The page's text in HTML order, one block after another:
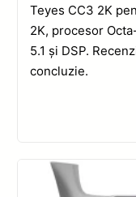
Teyes CC3 2K
2K, procesor
5.1 și DSP.
concluzie.